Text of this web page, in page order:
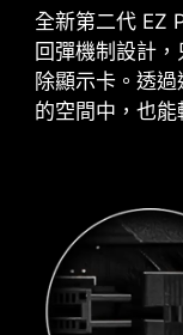
全新第二代 EZ
回彈機制設計
除顯示卡。透
的空間中，也能
的 1對2 EZ
風扇接頭，讓
接頭顏色識別
慧的即時優化
鬆訂義並管理
的應用程式自